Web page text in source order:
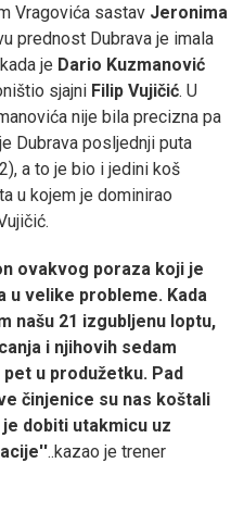
Vragovića sastav Jeronima
prednost Dubrava je imala
je Dario Kuzmanović
sjajni Filip Vujičić. U
nije bila precizna pa
Dubrava posljednji puta
a to je bio i jedini koš
u kojem je dominirao
ovakvog poraza koji je
u velike probleme. Kada
našu 21 izgubljenu loptu,
i njihovih sedam
u produžetku. Pad
činjenice su nas koštali
dobiti utakmicu uz
..kazao je trener